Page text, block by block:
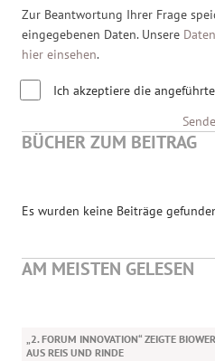
Zur Beantwortung Ihrer Frage
eingegebenen Daten. Unsere
hier einsehen.
Ich akzeptiere die
BÜCHER ZUM BEITRAG
Es wurden keine Beiträge
AM MEISTEN GELESEN
„2. FORUM INNOVATION“ ZEIGTE
AUS REIS UND RINDE